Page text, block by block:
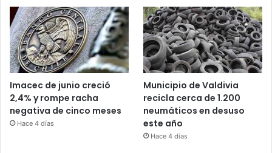
Imacec de junio creció
2,4% y rompe racha
negativa de cinco meses
Hace 4 días
Municipio de Valdivia
recicla cerca de 1.200
neumáticos en desuso
este año
Hace 4 días